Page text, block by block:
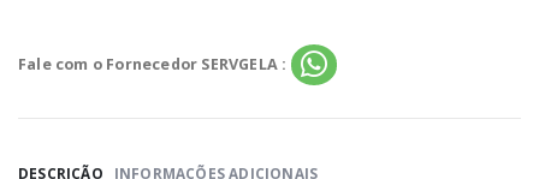
Fale com o Fornecedor SERVGELA :
DESCRIÇÃO INFORMAÇÕES ADICIONAIS